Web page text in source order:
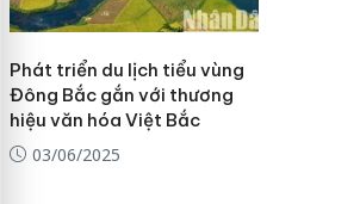
Phát triển du lịch tiểu vùng
Đông Bắc gắn với thương
hiệu văn hóa Việt Bắc
03/06/2025